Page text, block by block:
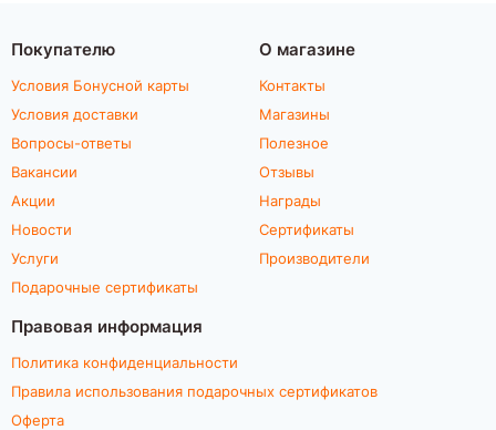
Покупателю
Условия Бонусной карты
Условия доставки
Вопросы-ответы
Вакансии
Акции
Новости
Услуги
Подарочные сертификаты
О магазине
Контакты
Магазины
Полезное
Отзывы
Награды
Сертификаты
Производители
Правовая информация
Политика конфиденциальности
Правила использования подарочных сертификатов
Оферта